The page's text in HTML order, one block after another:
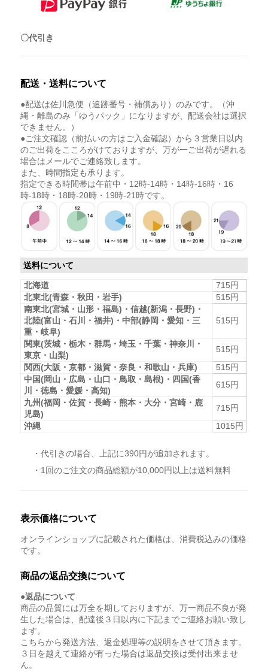
〇代引き
配送・送料について
●配送は佐川急便（追跡番号・補償あり）のみです。（沖
縄・離島のみ「ゆうパック」になりますが、配送会社は選択
できません。）
●ご注文確認（前払いの方はご入金確認）から３営業日以内
のご出荷をこころがけておりますが、万が一ご出荷が遅れる
場合はメールでご連絡致します。
また、時間指定も承ります。
指定できる時間帯は午前中・12時-14時・14時-16時・16
時-18時・18時-20時・19時-21時です。
送料について
北海道
715円
北東北(青森・秋田・岩手)
515円
南東北(宮城・山形・福島)・信越(新潟・長野)・
北陸(富山・石川・福井)・中部(静岡・愛知・三
重・岐阜)
515円
関東(茨城・栃木・群馬・埼玉・千葉・神奈川・
東京・山梨)
515円
関西(大阪・京都・滋賀・奈良・和歌山・兵庫)
515円
中国(岡山・広島・山口・鳥取・島根)・四国(香
川・徳島・愛媛・高知)
615円
九州(福岡・佐賀・長崎・熊本・大分・宮崎・鹿
児島)
715円
沖縄
1015円
・代引きの場合、上記に390円が追加されます。
・1回のご注文の商品総額が10,000円以上は送料無料
表示価格について
オンラインショップに記載された価格は、消費税込みの価格
です。
商品の返品交換について
●返品について
商品の品質には万全を期しておりますが、万一商品不良が発
生した場合は、配達後３日以内に下記までご連絡お願い致し
ます。
こちらから発送方法、返金処理等の説明をさせて頂きます。
３日を越えて連絡が有った場合は返品交換は受付出来ませ
ん。